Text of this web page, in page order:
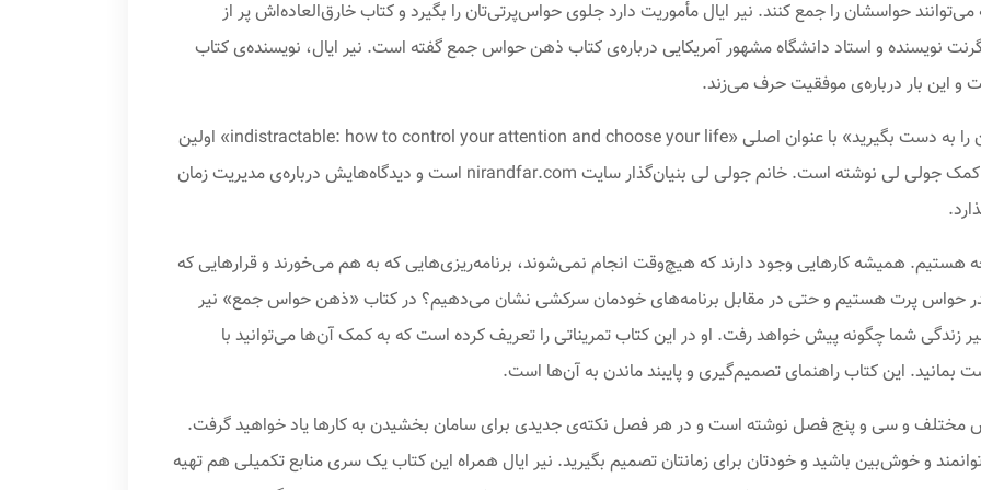
حواسشان را جمع کنند. نیر ایال مأموریت دارد جلوی حواس‌پرتی‌تان را بگیرد و کتاب خارق‌العاده‌اش پر از
نویسنده و استاد دانشگاه مشهور آمریکایی درباره‌ی کتاب ذهن حواس جمع گفته است. نیر ایال، نویسنده‌ی کتاب
این بار درباره‌ی موفقیت حرف می‌زند.
کتاب «ذهن حواس جمع: چگونه افسار زندگی‌تان را به دست بگیرید» با عنوان اصلی «indistractable: how to control your attention and choose your life» اولین
بار سال ۲۰۱۹ منتشر شد. نیر ایال این کتاب را با کمک جولی لی نوشته است. خانم جولی لی بنیان‌گذار سایت nirandfar.com است و دیدگاه‌هایش درباره‌ی مدیریت زمان
هستیم. همیشه کارهایی وجود دارند که هیچ‌وقت انجام نمی‌شوند، برنامه‌ریزی‌هایی که به هم می‌خورند و قرارهایی که
حواس پرت هستیم و حتی در مقابل برنامه‌های خودمان سرکشی نشان می‌دهیم؟ در کتاب «ذهن حواس جمع» نیر
زندگی شما چگونه پیش خواهد رفت. او در این کتاب تمریناتی را تعریف کرده است که به کمک آن‌ها می‌توانید با
بمانید. این کتاب راهنمای تصمیم‌گیری و پایبند ماندن به آن‌ها است.
و سی و پنج فصل نوشته است و در هر فصل نکته‌ی جدیدی برای سامان بخشیدن به کارها یاد خواهید گرفت.
و خوش‌بین باشید و خودتان برای زمانتان تصمیم بگیرید. نیر ایال همراه این کتاب یک سری منابع تکمیلی هم تهیه